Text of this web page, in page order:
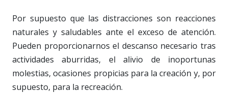
Por supuesto que las distracciones son reacciones
naturales y saludables ante el exceso de atención.
Pueden proporcionarnos el descanso necesario tras
actividades aburridas, el alivio de inoportunas
molestias, ocasiones propicias para la creación y, por
supuesto, para la recreación.